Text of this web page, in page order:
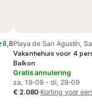
8,8Playa de San Agustín,
Tirajana
Vakantiehuis voor 4
Balkon
Gratis annulering
za, 19-09 - di, 29-09
€ 2.080·Korting voor